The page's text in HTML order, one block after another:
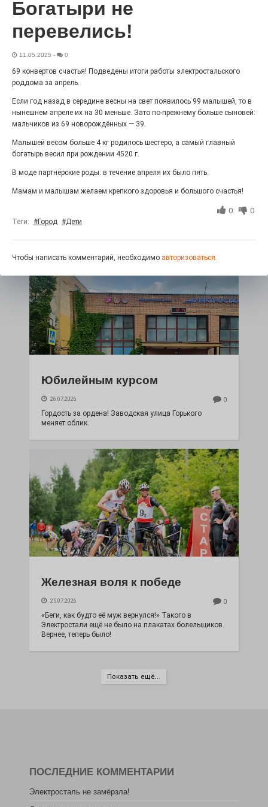
27.07.2026
Радость в квадрате! На этой неделе электростальцев
дважды порадует проект «Районы-кварталы».
100 футов под килем!
0
«С ними дядька Черномор»
Юбилейным курсом
26.07.2026 0
Гордость за ордена! Заводская улица Горького
меняет облик.
Железная воля к победе
25.07.2026 0
«Беги, как будто её муж вернулся!» Такого в
Электростали ещё не было на плакатах болельщиков.
Вернее, теперь было!
Показать ещё...
Богатыри не
перевелись!
11.05.2025 - 0
69 конвертов счастья! Подведены итоги работы электростальского
роддома за апрель.
Если год назад в середине весны на свет появилось 99 малышей, то в
нынешнем апреле их на 30 меньше. Зато по-прежнему больше сыновей:
мальчиков из 69 новорождённых — 39.
Малышей весом больше 4 кг родилось шестеро, а самый главный
богатырь весил при рождении 4520 г.
В моде партнёрские роды: в течение апреля их было пять.
Мамам и малышам желаем крепкого здоровья и большого счастья!
0 0
Теги: #Город #Дети
Чтобы написать комментарий, необходимо авторизоваться.
ПОСЛЕДНИЕ КОММЕНТАРИИ
Электросталь не замёрзла!